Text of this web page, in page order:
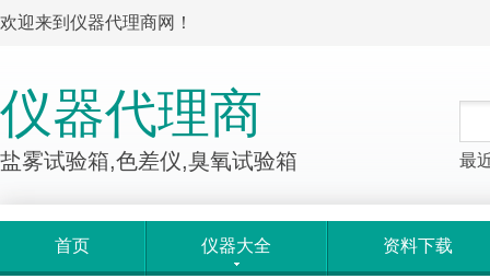
欢迎来到仪器代理商网！
仪器代理商
盐雾试验箱,色差仪,臭氧试验箱 最
首页 仪器大全 资料下载